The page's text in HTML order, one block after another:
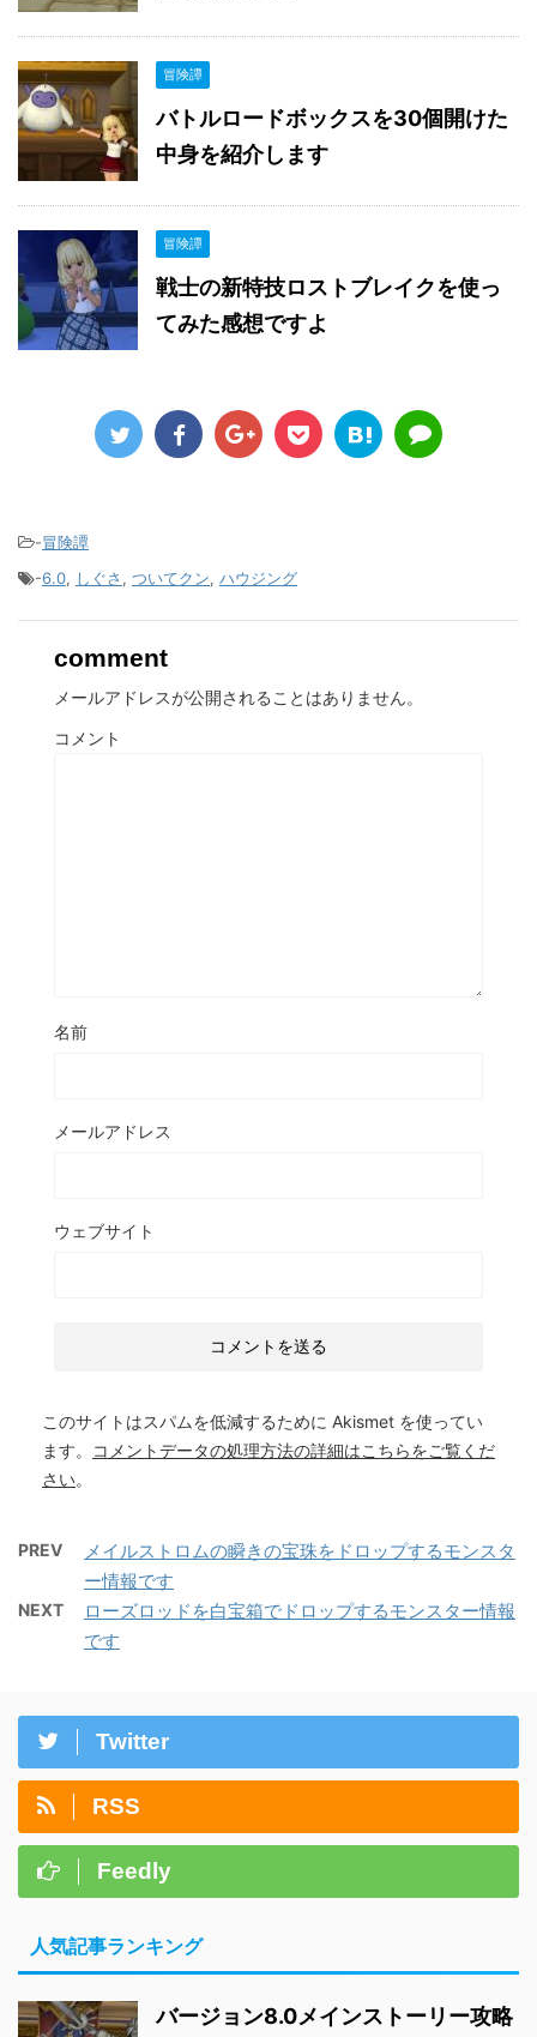
冒険譚
バトルロードボックスを30個開けた
中身を紹介します
冒険譚
戦士の新特技ロストブレイクを使っ
てみた感想ですよ
-冒険譚
-6.0, しぐさ , ついてクン, ハウジング
comment
メールアドレスが公開されることはありません。
コメント
名前
メールアドレス
ウェブサイト
このサイトはスパムを低減するために Akismet を使ってい
ます。
コメントデータの処理方法の詳細はこちらをご覧くだ
さい。
PREV
メイルストロムの瞬きの宝珠をドロップするモンスタ
ー情報です
NEXT
ローズロッドを白宝箱でドロップするモンスター情報
です
Twitter
RSS
Feedly
人気記事ランキング
バージョン8.0メインストーリー攻略